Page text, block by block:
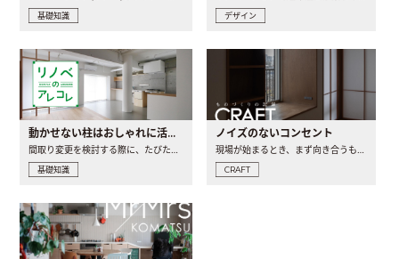
基礎知識 デザイン
動かせない柱はおしゃれに活用！柱を魅せるリノベーション(リノベ)4選
基礎知識
ノイズのないコンセント
CRAFT